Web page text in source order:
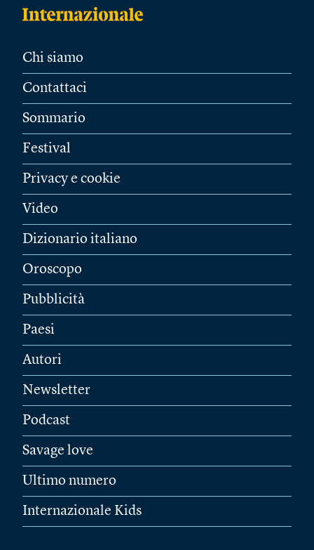
Chi siamo
Contattaci
Sommario
Festival
Privacy e cookie
Video
Dizionario italiano
Oroscopo
Pubblicità
Paesi
Autori
Newsletter
Podcast
Savage love
Ultimo numero
Internazionale Kids